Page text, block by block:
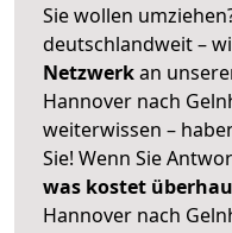
Sie wollen
deutschlandweit –
Netzwerkan
Hannover nach
weiterwissen –
Sie! Wenn Sie
was kostet
Hannover nach